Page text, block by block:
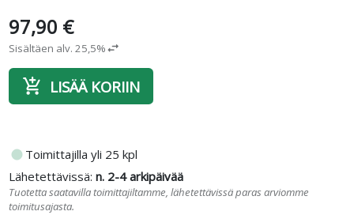
97,90 €
Sisältäen alv. 25,5%swap_horiz
add_shopping_cart LISÄÄ KORIIN
fiber_manual_record Toimittajilla yli 25 kpl
Lähetettävissä:n. 2-4 arkipäivää
Tuotetta saatavilla toimittajiltamme, lähetettävissä paras arviomme
toimitusajasta.